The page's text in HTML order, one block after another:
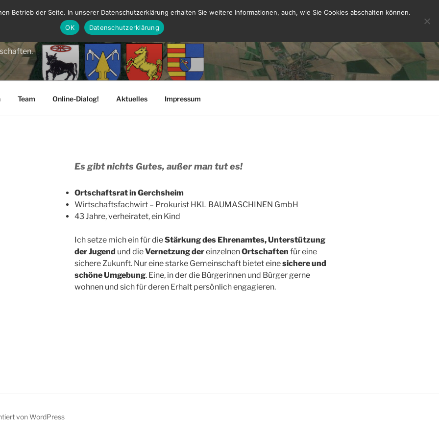
BÜRGER
Team Online-Dialog! Aktuelles Impressum
Es gibt nichts Gutes, außer man tut es!
Ortschaftsrat in Gerchsheim
Wirtschaftsfachwirt – Prokurist HKL BAUMASCHINEN GmbH
43 Jahre, verheiratet, ein Kind
Ich setze mich ein für dieStärkung des Ehrenamtes, Unterstützung
der Jugend und dieVernetzung dereinzelnenOrtschaften für eine
sichere Zukunft. Nur eine starke Gemeinschaft bietet einesichere und
schöne Umgebung. Eine, in der die Bürgerinnen und Bürger gerne
wohnen und sich für deren Erhalt persönlich engagieren.
von WordPress
Betrieb der Seite. In unserer Datenschutzerklärung erhalten Sie weitere Informationen, auch, wie Sie Cookies abschalten können.
OK
Datenschutzerklärung